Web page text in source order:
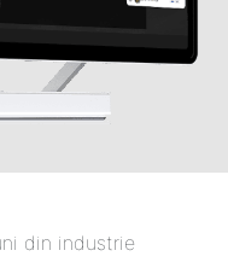
din industrie